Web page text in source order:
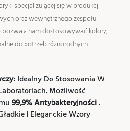
specjalizującej się w produkcji
oraz wewnętrznego zespołu
nam dostosowywać kolory,
do potrzeb różnorodnych
Idealny Do Stosowania W
Możliwość
99,9% Antybakteryjności.
I Eleganckie Wzory